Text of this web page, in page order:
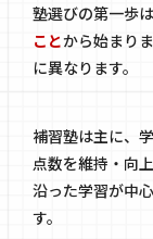
塾選びの第一歩は
ことから始まり
に異なります。
補習塾は主に、
点数を維持・向
沿った学習が中
す。